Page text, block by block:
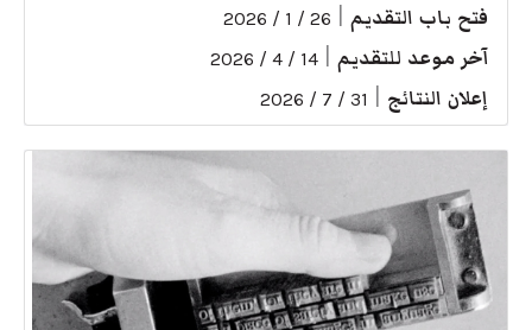
فتح باب التقديم 26 / 1 / 2026
آخر موعد للتقديم 14 / 4 / 2026
إعلان النتائج 31 / 7 / 2026